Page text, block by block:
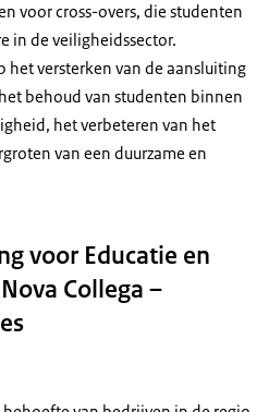
voor cross-overs, die studenten
in de veiligheidssector.
het versterken van de aansluiting
behoud van studenten binnen
het verbeteren van het
van een duurzame en
voor Educatie en
Collega –